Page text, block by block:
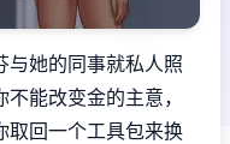
与她的同事就私人照
能改变金的主意，
取回一个工具包来换